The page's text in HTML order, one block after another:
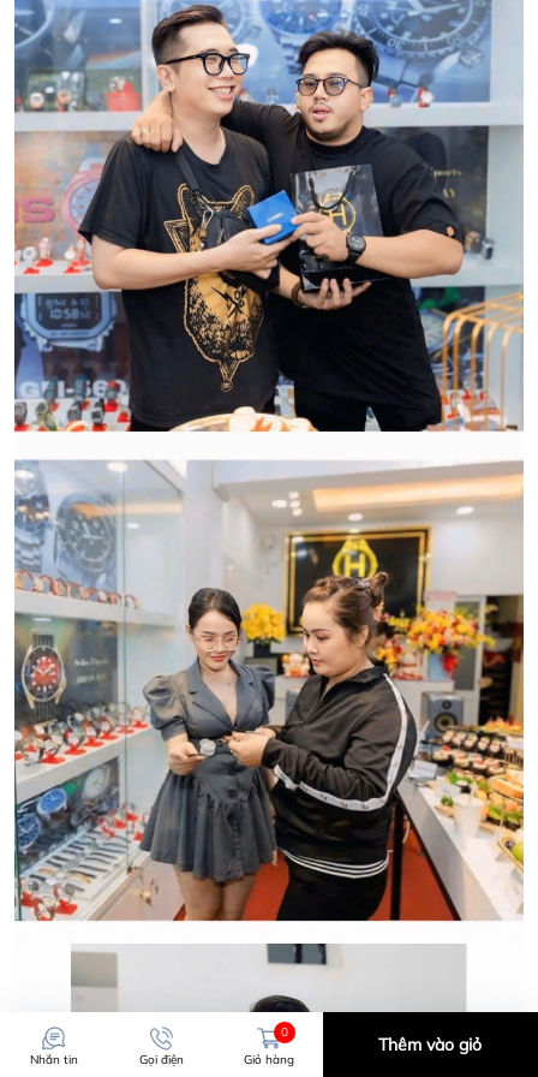
HWATCH Chuyên Nhập khẩu Và Phân Phối Các Loại
Đồng Hồ Chính Hãng
CẢM ƠN QUÝ KHÁCH ĐÃ TIN TƯỞNG VÀ ỦNG HỘ
HWATCH CHUYÊN NHẬP KHẨU và PHÂN PHỐI CÁC
LOẠI ĐỒNG HỒ CHÍNH HÃNG.
Qui trình xử lý thủ tục đổi trả
hàng:
CẢM ƠN QUÝ KHÁCH ĐÃ TIN TƯỞNG VÀ ỦNG HỘ
HWATCH CHUYÊN NHẬP KHẨU và PHÂN PHỐI CÁC
LOẠI ĐỒNG HỒ CHÍNH HÃNG.
Nhắn tin Gọi điện
0
Giỏ hàng
Thêm vào giỏ